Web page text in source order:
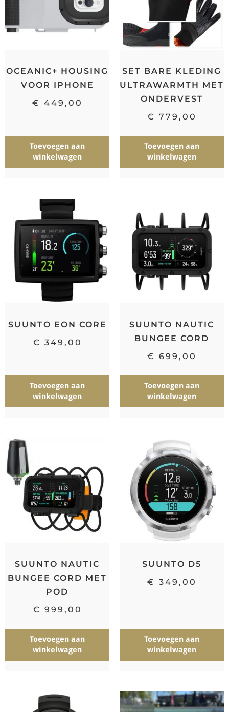
OCEANIC+ HOUSING
VOOR IPHONE
€ 449,00
Toevoegen aan
winkelwagen
SET BARE KLEDING
ULTRAWARMTH MET
ONDERVEST
€ 779,00
Toevoegen aan
winkelwagen
SUUNTO EON CORE
€ 349,00
Toevoegen aan
winkelwagen
SUUNTO NAUTIC
BUNGEE CORD
€ 699,00
Toevoegen aan
winkelwagen
SUUNTO NAUTIC
BUNGEE CORD MET
POD
€ 999,00
Toevoegen aan
winkelwagen
SUUNTO D5
€ 349,00
Toevoegen aan
winkelwagen